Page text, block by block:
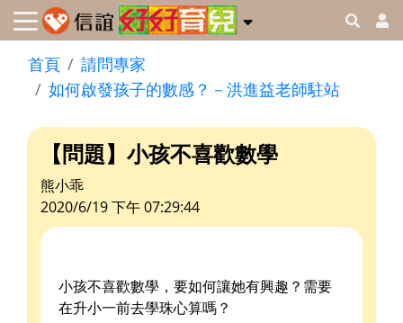
首頁
請問專家
如何啟發孩子的數感？－洪進益老師駐站
【問題】小孩不喜歡數學
熊小乖
2020/6/19 下午 07:29:44
小孩不喜歡數學，要如何讓她有興趣？需要
在升小一前去學珠心算嗎？